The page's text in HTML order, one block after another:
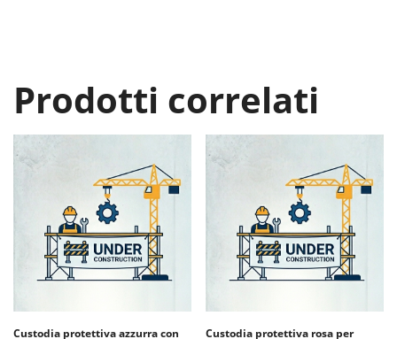
Prodotti correlati
Custodia protettiva azzurra con
Custodia protettiva rosa per